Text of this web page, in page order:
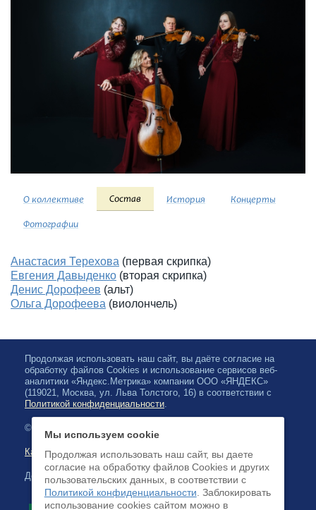
Абонементы
О коллективе Состав История Концерты
Фотографии
Анастасия Терехова (первая скрипка)
Евгения Давыденко (вторая скрипка)
Денис Дорофеев (альт)
Ольга Дорофеева (виолончель)
Продолжая использовать наш сайт, вы даёте согласие на
обработку файлов Cookies и использование сервисов веб-
аналитики «Яндекс.Метрика» компании ООО «ЯНДЕКС»
(119021, Москва, ул. Льва Толстого, 16) в соответствии с
Политикой конфиденциальности.
© 2026, Карельская Государственная филармония
Карта сайта
Доступна оплата банковскими картами
Мы используем cookie
Продолжая использовать наш сайт, вы даете
согласие на обработку файлов Cookies и других
пользовательских данных, в соответствии с
Политикой конфиденциальности . Заблокировать
использование cookies сайтом можно в